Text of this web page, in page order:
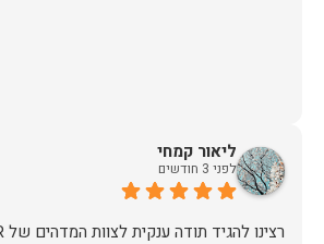
ליאור קמחי
לפני 3 חודשים